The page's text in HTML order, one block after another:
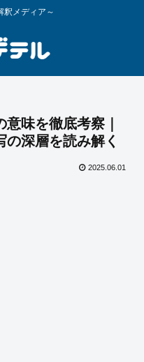
釈メディア～
味を徹底考察｜
の深層を読み解く
2025.06.01